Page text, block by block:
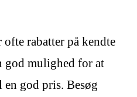
rabatter på kendte
god mulighed for at
god pris. Besøg